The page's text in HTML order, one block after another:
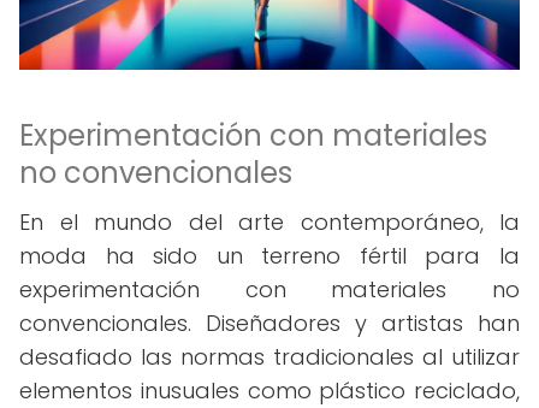
Experimentación con materiales
no convencionales
En el mundo del arte contemporáneo, la
moda ha sido un terreno fértil para la
experimentación con materiales no
convencionales. Diseñadores y artistas han
desafiado las normas tradicionales al utilizar
elementos inusuales como plástico reciclado,